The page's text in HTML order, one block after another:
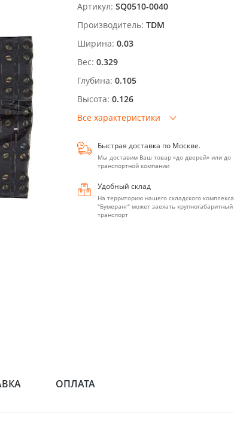
Артикул: SQ0510-0040
Производитель: TDM
Ширина: 0.03
Вес: 0.329
Глубина: 0.105
Высота: 0.126
Все характеристики
Быстрая доставка по Москве.
Мы доставим Ваш товар «до дверей» или до
транспортной компании
Удобный склад
На территорию нашего складского комплекса
"Бумеранг" может заехать крупногабаритный
транспорт
ОПЛАТА